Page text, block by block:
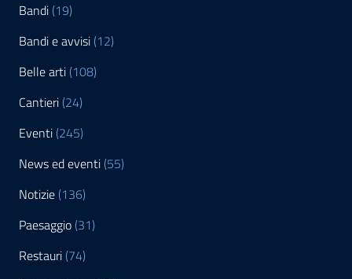
Bandi (19)
Bandi e avvisi (12)
Belle arti (108)
Cantieri (24)
Eventi (245)
News ed eventi (55)
Notizie (136)
Paesaggio (31)
Restauri (74)